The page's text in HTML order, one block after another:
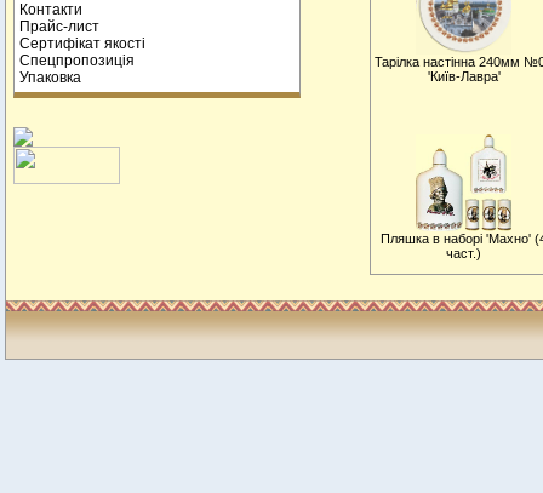
Контакти
Прайс-лист
Сертифікат якості
Спецпропозиція
Упаковка
Тарiлка настiнна 240мм
'Київ-Лавра'
Пляшка в наборі 'Махно'
част.)